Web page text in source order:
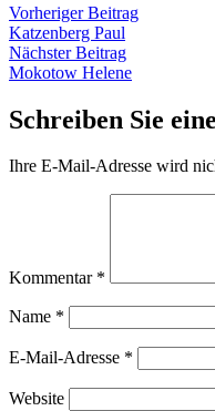
Beitragsnavigation
Vorheriger BeitragVorheriger
Katzenberg Paul
Nächster BeitragNächster
Beitrag:
Mokotow Helene
Schreiben Sie
Ihre E-Mail-Adresse wird
Kommentar *
Name *
E-Mail-Adresse *
Website